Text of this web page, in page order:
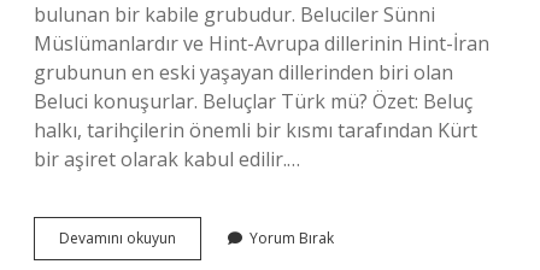
bulunan bir kabile grubudur. Beluciler Sünni
Müslümanlardır ve Hint-Avrupa dillerinin Hint-İran
grubunun en eski yaşayan dillerinden biri olan
Beluci konuşurlar. Beluçlar Türk mü? Özet: Beluç
halkı, tarihçilerin önemli bir kısmı tarafından Kürt
bir aşiret olarak kabul edilir.…
Devamını okuyun Beluçlar
Hangi
Yorum Bırak